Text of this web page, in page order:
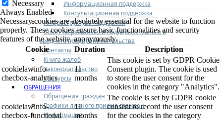
Информационная поддержка
Консультационная поддержка
Инфраструктура поддержки
Совет по развитию и поддержке малого и
среднего предпринимательства
Контакты
Книга жалоб
Законодательство
Конкурсы
ОБРАЩЕНИЯ
Обращения граждан
Графики личного приема граждан
Информация
Necessary
Always Enabled
Necessary cookies are absolutely essential for the website to function
properly. These cookies ensure basic functionalities and security
features of the website, anonymously.
Cookie
Duration Description
cookielawinfo-
checbox-analytics
11
months
This cookie is set by GDPR Cookie
Consent plugin. The cookie is used
to store the user consent for the
cookies in the category "Analytics".
cookielawinfo-
checbox-functional
11
months
The cookie is set by GDPR cookie
consent to record the user consent
for the cookies in the category